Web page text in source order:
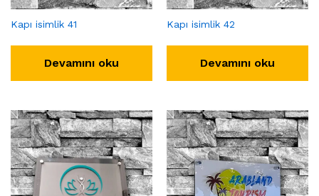
Kapı isimlik 41
Devamını oku
Kapı isimlik 42
Devamını oku